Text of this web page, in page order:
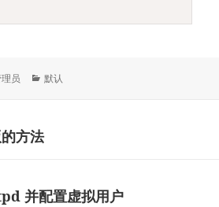
员
分
默认
方法
并配置虚拟用户